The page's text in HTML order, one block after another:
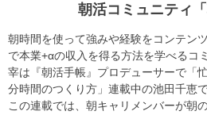
朝活コミュニティ「
朝時間を使って強みや経験をコンテン
で本業+αの収入を得る方法を学べるコ
宰は『朝活手帳』プロデューサーで「
分時間のつくり方」連載中の池田千恵で
この連載では、朝キャリメンバーが朝